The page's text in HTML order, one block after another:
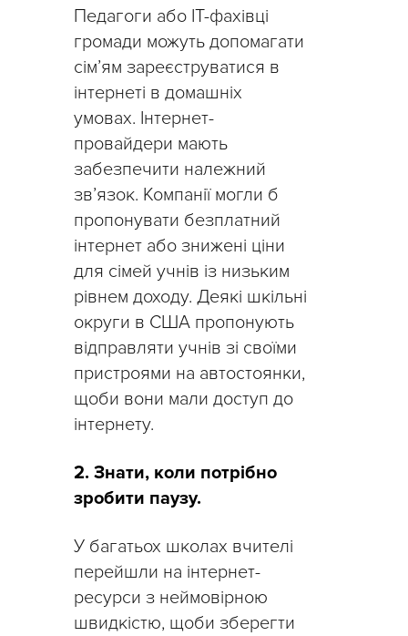
Педагоги або IT-фахівці
громади можуть допомагати
сім’ям зареєструватися в
інтернеті в домашніх
умовах. Інтернет-
провайдери мають
забезпечити належний
зв’язок. Компанії могли б
пропонувати безплатний
інтернет або знижені ціни
для сімей учнів із низьким
рівнем доходу. Деякі шкільні
округи в США пропонують
відправляти учнів зі своїми
пристроями на автостоянки,
щоби вони мали доступ до
інтернету.
2. Знати, коли потрібно
зробити паузу.
У багатьох школах вчителі
перейшли на інтернет-
ресурси з неймовірною
швидкістю, щоби зберегти